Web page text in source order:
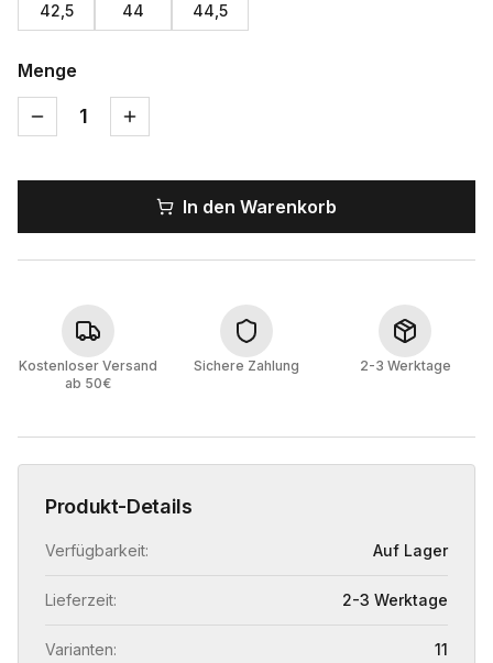
42,5 44 44,5
Menge
1
In den Warenkorb
Kostenloser Versand
ab 50€
Sichere Zahlung 2-3 Werktage
Produkt-Details
Verfügbarkeit: Auf Lager
Lieferzeit: 2-3 Werktage
Varianten: 11